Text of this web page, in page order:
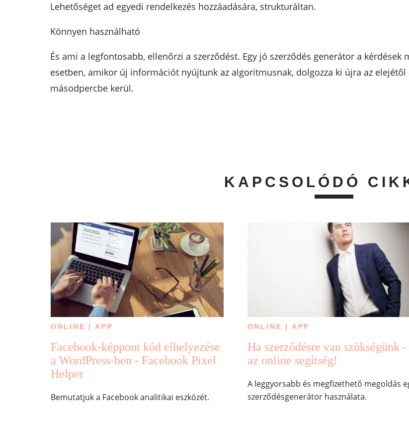
Lehetőséget ad egyedi rendelkezés hozzáadására, strukturáltan.
Könnyen használható
És ami a legfontosabb, ellenőrzi a szerződést. Egy jó szerződés generátor a
esetben, amikor új információt nyújtunk az algoritmusnak, dolgozza ki újra az elejétől
másodpercbe kerül.
KAPCSOLÓDÓ
ONLINE | APP
Facebook-képpont kód elhelyezése
a WordPress-ben - Facebook Pixel
Helper
Bemutatjuk a Facebook analitikai eszközét.
ONLINE | APP
Ha szerződésre van szükségünk
az online segítség!
A leggyorsabb és megfizethető megoldás
szerződésgenerátor használata.